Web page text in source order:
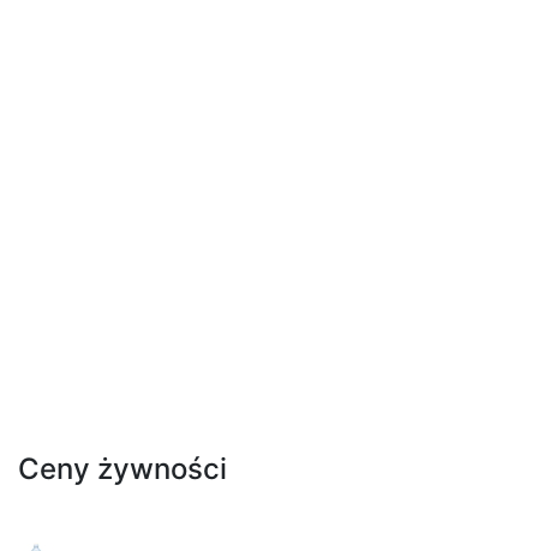
Ceny żywności